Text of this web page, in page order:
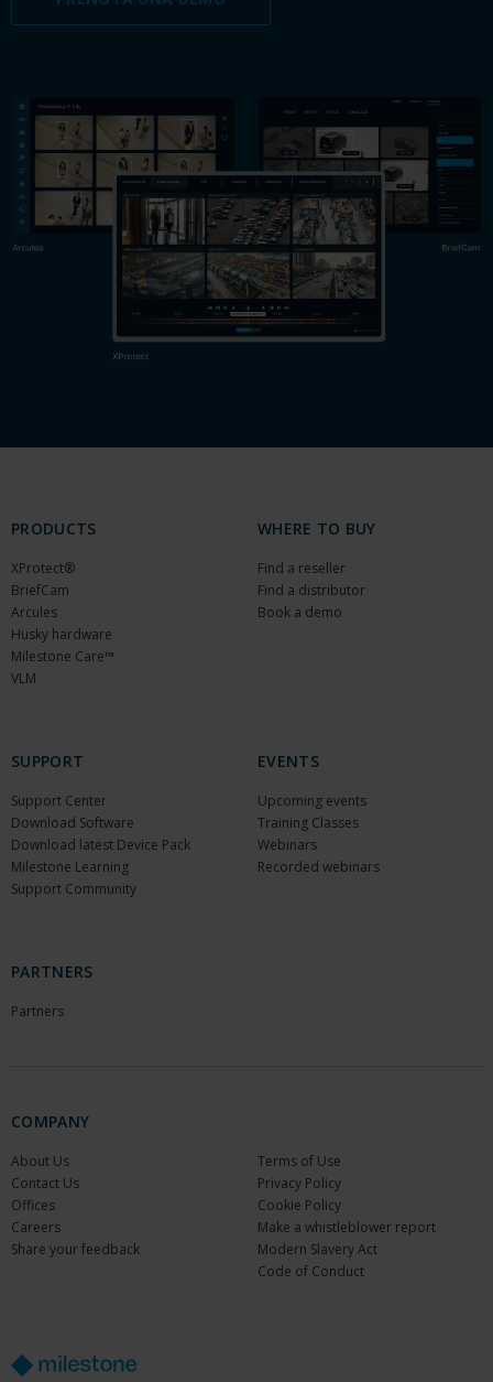
PRODUCTS
XProtect®
BriefCam
Arcules
Husky hardware
Milestone Care™
VLM
WHERE TO BUY
Find a reseller
Find a distributor
Book a demo
SUPPORT
Support Center
Download Software
Download latest Device Pack
Milestone Learning
Support Community
EVENTS
Upcoming events
Training Classes
Webinars
Recorded webinars
PARTNERS
Partners
COMPANY
About Us
Contact Us
Offices
Careers
Share your feedback
Terms of Use
Privacy Policy
Cookie Policy
Make a whistleblower report
Modern Slavery Act
Code of Conduct